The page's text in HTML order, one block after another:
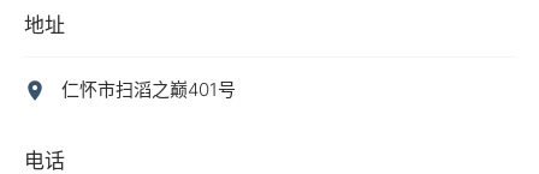
地址
仁怀市扫滔之巅401号
电话